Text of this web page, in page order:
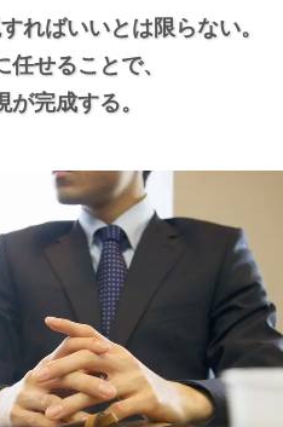
ればいいとは限らない。
せることで、
完成する。